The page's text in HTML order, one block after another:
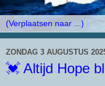
ZONDAG 3 AUGUSTUS
💓 Altijd Hope